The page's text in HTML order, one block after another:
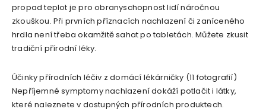
propad teplot je pro obranyschopnost lidí náročnou
zkouškou. Při prvních příznacích nachlazení či zaníceného
hrdla není třeba okamžitě sahat po tabletách. Můžete zkusit
tradiční přírodní léky.
Účinky přírodních léčiv z domácí lékárničky (11 fotografií)
Nepříjemné symptomy nachlazení dokáží potlačit i látky,
které naleznete v dostupných přírodních produktech.